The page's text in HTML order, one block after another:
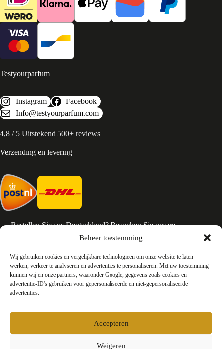
Beheer toestemming
Wij gebruiken cookies en vergelijkbare technologieën om onze website te laten
werken, verkeer te analyseren en advertenties te personaliseren. Met uw toestemming
kunnen wij en onze partners, waaronder Google, gegevens zoals cookies en
advertentie-ID's gebruiken voor gepersonaliseerde en niet-gepersonaliseerde
advertenties.
Accepteren
Weigeren
Testyourparfum
Instagram
Facebook
Info@testyourparfum.com
4,8 / 5 Uitstekend 500+ reviews
Verzending en levering
Bestellen Sie aus Deutschland? Besuchen Sie unsere
Services en Contact
Algemene voorwaarden
Retourneren
Privacy
Contact